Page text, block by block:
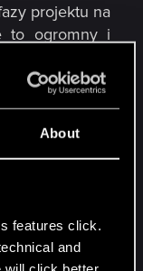
About
features click.
and
projektu na
to ogromny i
mogli mieć
– i te postaci
dialog
gracza, który
zostaną z